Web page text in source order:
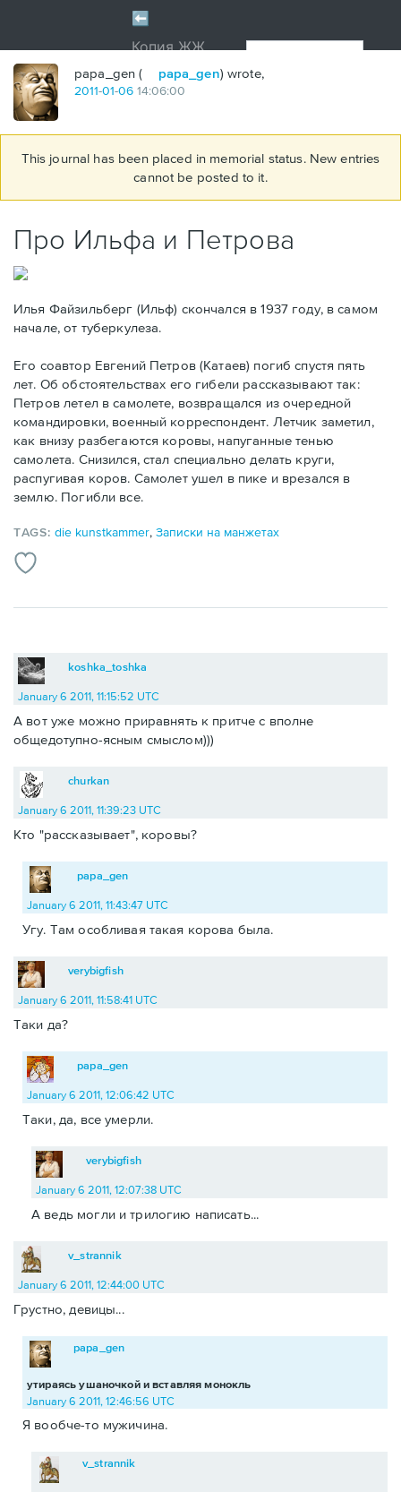
papa_gen ( papa_gen) wrote,
2011-01-06 14:06:00
This journal has been placed in memorial status. New entries
cannot be posted to it.
Про Ильфа и Петрова
Илья Файзильберг (Ильф) скончался в 1937 году, в самом
начале, от туберкулеза.
Его соавтор Евгений Петров (Катаев) погиб спустя пять
лет. Об обстоятельствах его гибели рассказывают так:
Петров летел в самолете, возвращался из очередной
командировки, военный корреспондент. Летчик заметил,
как внизу разбегаются коровы, напуганные тенью
самолета. Снизился, стал специально делать круги,
распугивая коров. Самолет ушел в пике и врезался в
землю. Погибли все.
TAGS:die kunstkammer,Записки на манжетах
koshka_toshka
January 6 2011, 11:15:52 UTC
А вот уже можно приравнять к притче с вполне
общедотупно-ясным смыслом)))
churkan
January 6 2011, 11:39:23 UTC
Кто "рассказывает", коровы?
papa_gen
January 6 2011, 11:43:47 UTC
Угу. Там особливая такая корова была.
verybigfish
January 6 2011, 11:58:41 UTC
Таки да?
papa_gen
January 6 2011, 12:06:42 UTC
Таки, да, все умерли.
verybigfish
January 6 2011, 12:07:38 UTC
А ведь могли и трилогию написать...
v_strannik
January 6 2011, 12:44:00 UTC
Грустно, девицы...
утираясь ушаночкой и вставляя монокль
papa_gen
January 6 2011, 12:46:56 UTC
Я вообче-то мужичина.
v_strannik